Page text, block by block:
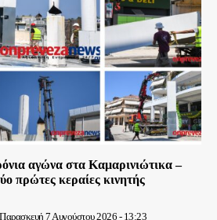
αγώνα στα Καμαρινιώτικα –
πρώτες κεραίες κινητής
Παρασκευή 7 Αυγούστου 2026 - 13:23